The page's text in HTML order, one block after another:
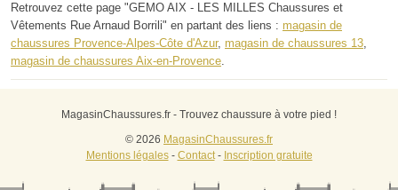
Retrouvez cette page "GEMO AIX - LES MILLES Chaussures et
Vêtements Rue Arnaud Borrili" en partant des liens : magasin de
chaussures Provence-Alpes-Côte d'Azur, magasin de chaussures 13,
magasin de chaussures Aix-en-Provence.
MagasinChaussures.fr - Trouvez chaussure à votre pied !
© 2026 MagasinChaussures.fr
Mentions légales- Contact- Inscription gratuite